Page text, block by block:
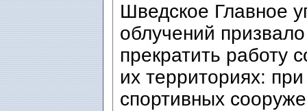
Шведское Главное
облучений
прекратить работу
их территориях:
спортивных